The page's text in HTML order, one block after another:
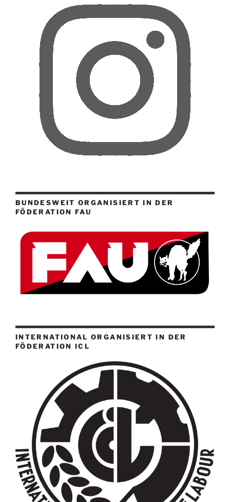
BUNDESWEIT ORGANISIERT IN DER
FÖDERATION FAU
INTERNATIONAL ORGANISIERT IN DER
FÖDERATION ICL